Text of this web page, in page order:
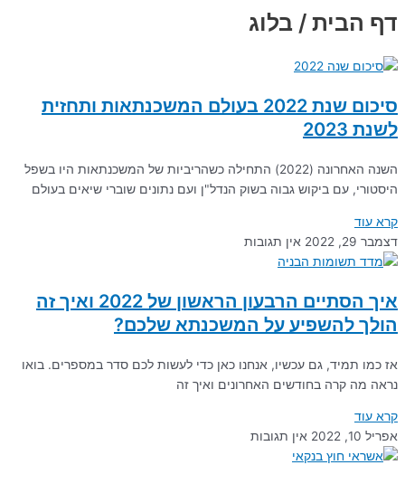
דף הבית / בלוג
סיכום שנת 2022 בעולם המשכנתאות ותחזית
לשנת 2023
השנה האחרונה (2022) התחילה כשהריביות של המשכנתאות היו בשפל
היסטורי, עם ביקוש גבוה בשוק הנדל"ן ועם נתונים שוברי שיאים בעולם
קרא עוד
דצמבר 29, 2022
אין תגובות
איך הסתיים הרבעון הראשון של 2022 ואיך זה
הולך להשפיע על המשכנתא שלכם?
אז כמו תמיד, גם עכשיו, אנחנו כאן כדי לעשות לכם סדר במספרים. בואו
נראה מה קרה בחודשים האחרונים ואיך זה
קרא עוד
אפריל 10, 2022
אין תגובות